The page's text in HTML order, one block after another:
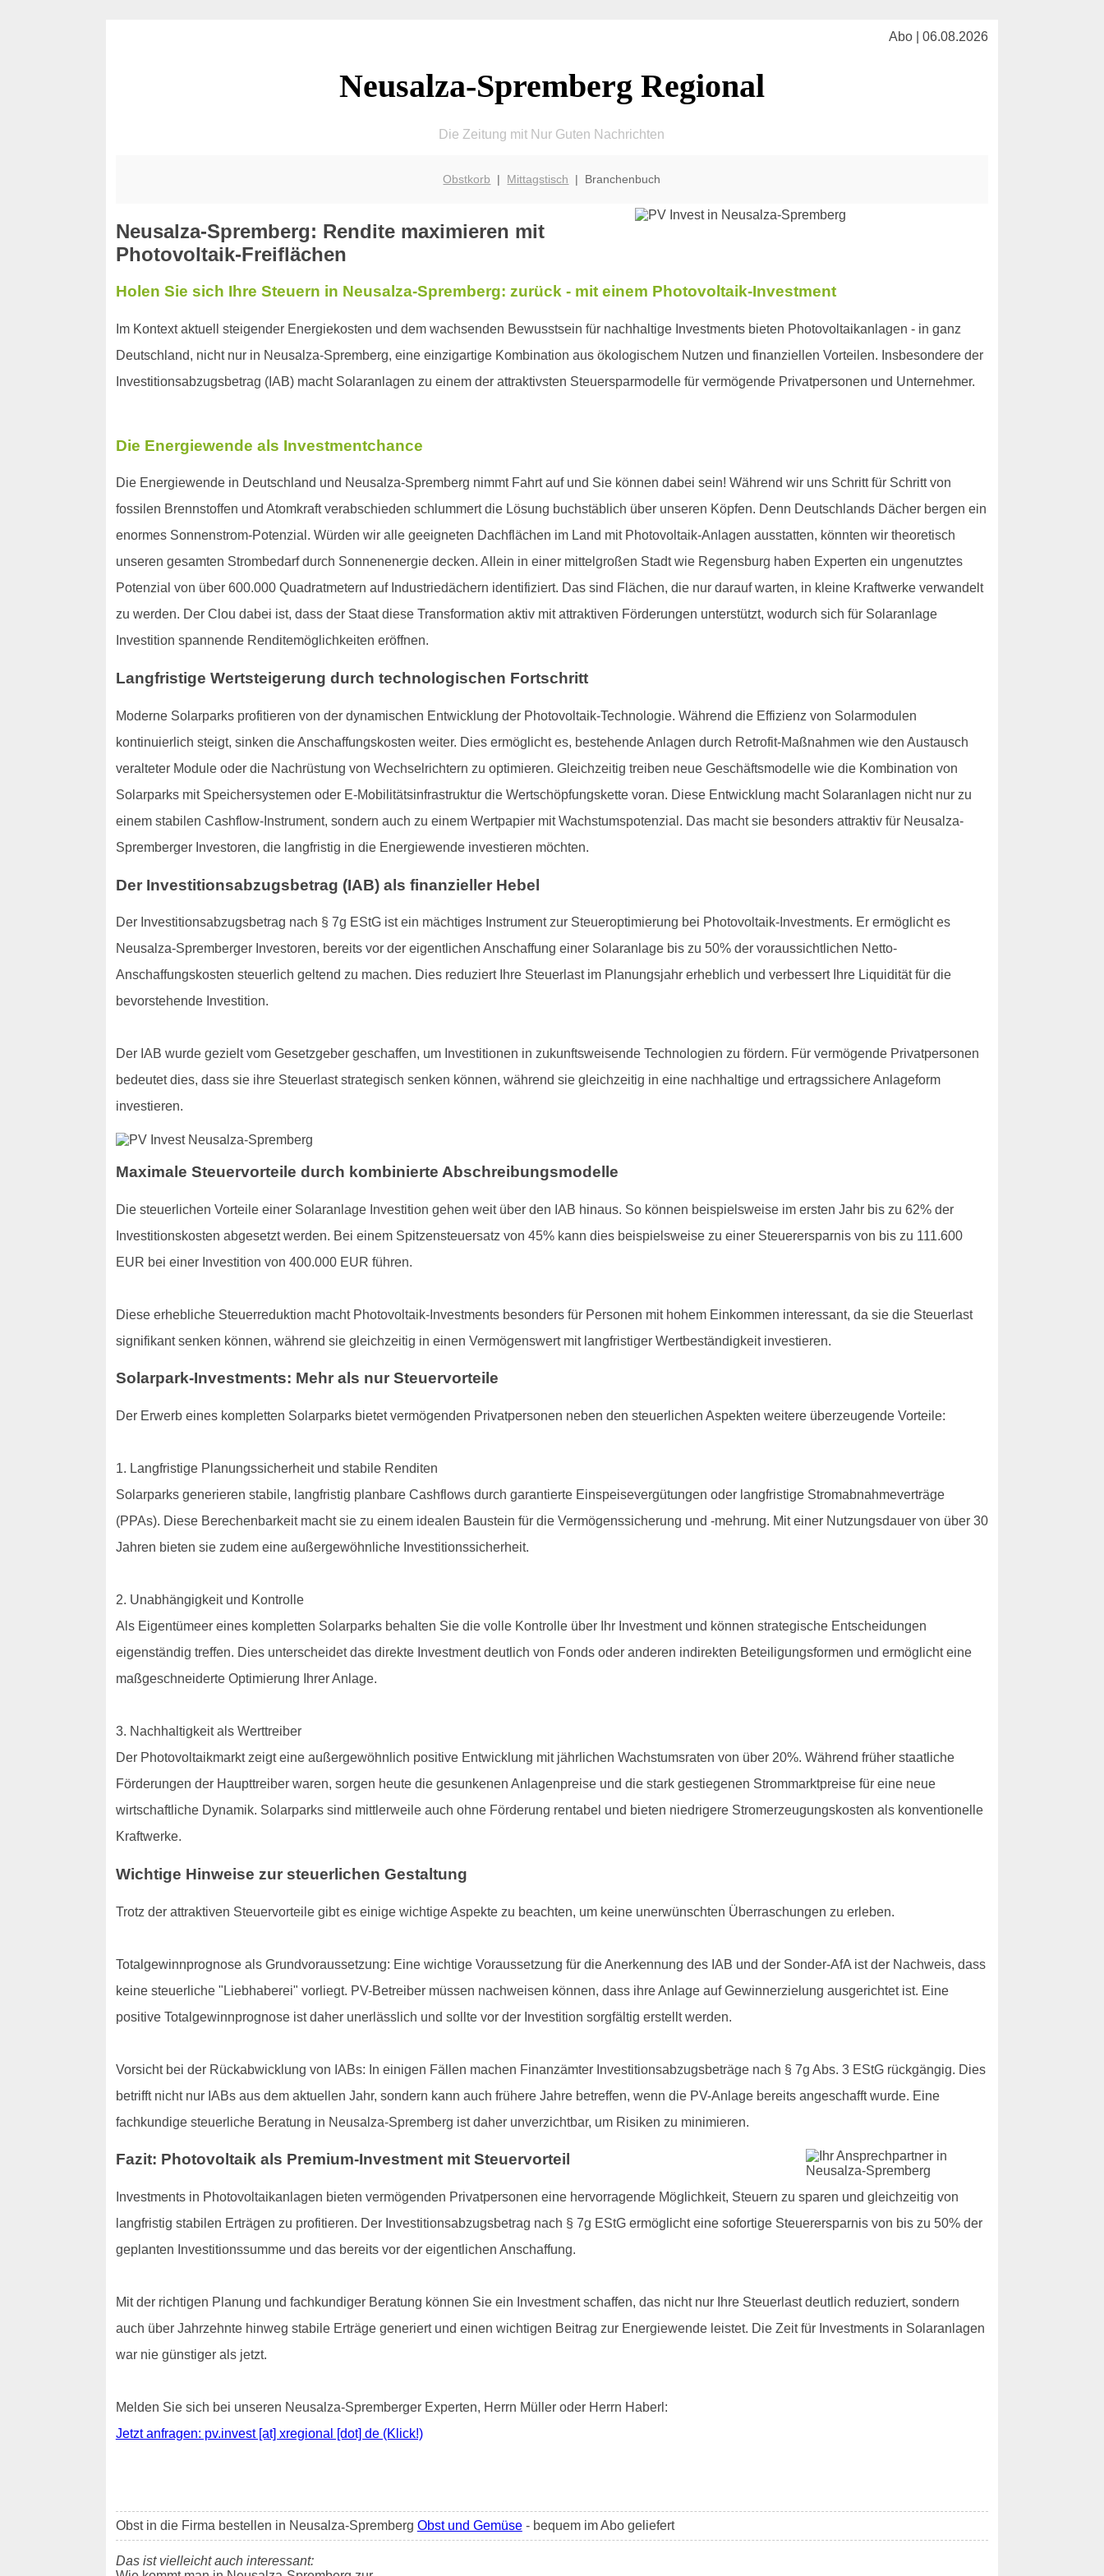
Abo | 06.08.2026
Neusalza-Spremberg Regional
Die Zeitung mit Nur Guten Nachrichten
Obstkorb | Mittagstisch | Branchenbuch
Neusalza-Spremberg: Rendite maximieren mit
Photovoltaik-Freiflächen
Holen Sie sich Ihre Steuern in Neusalza-Spremberg: zurück - mit einem Photovoltaik-Investment
Im Kontext aktuell steigender Energiekosten und dem wachsenden Bewusstsein für nachhaltige Investments bieten Photovoltaikanlagen - in ganz
Deutschland, nicht nur in Neusalza-Spremberg, eine einzigartige Kombination aus ökologischem Nutzen und finanziellen Vorteilen. Insbesondere der
Investitionsabzugsbetrag (IAB) macht Solaranlagen zu einem der attraktivsten Steuersparmodelle für vermögende Privatpersonen und Unternehmer.
Die Energiewende als Investmentchance
Die Energiewende in Deutschland und Neusalza-Spremberg nimmt Fahrt auf und Sie können dabei sein! Während wir uns Schritt für Schritt von
fossilen Brennstoffen und Atomkraft verabschieden schlummert die Lösung buchstäblich über unseren Köpfen. Denn Deutschlands Dächer bergen ein
enormes Sonnenstrom-Potenzial. Würden wir alle geeigneten Dachflächen im Land mit Photovoltaik-Anlagen ausstatten, könnten wir theoretisch
unseren gesamten Strombedarf durch Sonnenenergie decken. Allein in einer mittelgroßen Stadt wie Regensburg haben Experten ein ungenutztes
Potenzial von über 600.000 Quadratmetern auf Industriedächern identifiziert. Das sind Flächen, die nur darauf warten, in kleine Kraftwerke verwandelt
zu werden. Der Clou dabei ist, dass der Staat diese Transformation aktiv mit attraktiven Förderungen unterstützt, wodurch sich für Solaranlage
Investition spannende Renditemöglichkeiten eröffnen.
Langfristige Wertsteigerung durch technologischen Fortschritt
Moderne Solarparks profitieren von der dynamischen Entwicklung der Photovoltaik-Technologie. Während die Effizienz von Solarmodulen
kontinuierlich steigt, sinken die Anschaffungskosten weiter. Dies ermöglicht es, bestehende Anlagen durch Retrofit-Maßnahmen wie den Austausch
veralteter Module oder die Nachrüstung von Wechselrichtern zu optimieren. Gleichzeitig treiben neue Geschäftsmodelle wie die Kombination von
Solarparks mit Speichersystemen oder E-Mobilitätsinfrastruktur die Wertschöpfungskette voran. Diese Entwicklung macht Solaranlagen nicht nur zu
einem stabilen Cashflow-Instrument, sondern auch zu einem Wertpapier mit Wachstumspotenzial. Das macht sie besonders attraktiv für Neusalza-
Spremberger Investoren, die langfristig in die Energiewende investieren möchten.
Der Investitionsabzugsbetrag (IAB) als finanzieller Hebel
Der Investitionsabzugsbetrag nach § 7g EStG ist ein mächtiges Instrument zur Steueroptimierung bei Photovoltaik-Investments. Er ermöglicht es
Neusalza-Spremberger Investoren, bereits vor der eigentlichen Anschaffung einer Solaranlage bis zu 50% der voraussichtlichen Netto-
Anschaffungskosten steuerlich geltend zu machen. Dies reduziert Ihre Steuerlast im Planungsjahr erheblich und verbessert Ihre Liquidität für die
bevorstehende Investition.
Der IAB wurde gezielt vom Gesetzgeber geschaffen, um Investitionen in zukunftsweisende Technologien zu fördern. Für vermögende Privatpersonen
bedeutet dies, dass sie ihre Steuerlast strategisch senken können, während sie gleichzeitig in eine nachhaltige und ertragssichere Anlageform
investieren.
Maximale Steuervorteile durch kombinierte Abschreibungsmodelle
Die steuerlichen Vorteile einer Solaranlage Investition gehen weit über den IAB hinaus. So können beispielsweise im ersten Jahr bis zu 62% der
Investitionskosten abgesetzt werden. Bei einem Spitzensteuersatz von 45% kann dies beispielsweise zu einer Steuerersparnis von bis zu 111.600
EUR bei einer Investition von 400.000 EUR führen.
Diese erhebliche Steuerreduktion macht Photovoltaik-Investments besonders für Personen mit hohem Einkommen interessant, da sie die Steuerlast
signifikant senken können, während sie gleichzeitig in einen Vermögenswert mit langfristiger Wertbeständigkeit investieren.
Solarpark-Investments: Mehr als nur Steuervorteile
Der Erwerb eines kompletten Solarparks bietet vermögenden Privatpersonen neben den steuerlichen Aspekten weitere überzeugende Vorteile:
1. Langfristige Planungssicherheit und stabile Renditen
Solarparks generieren stabile, langfristig planbare Cashflows durch garantierte Einspeisevergütungen oder langfristige Stromabnahmeverträge
(PPAs). Diese Berechenbarkeit macht sie zu einem idealen Baustein für die Vermögenssicherung und -mehrung. Mit einer Nutzungsdauer von über 30
Jahren bieten sie zudem eine außergewöhnliche Investitionssicherheit.
2. Unabhängigkeit und Kontrolle
Als Eigentümeer eines kompletten Solarparks behalten Sie die volle Kontrolle über Ihr Investment und können strategische Entscheidungen
eigenständig treffen. Dies unterscheidet das direkte Investment deutlich von Fonds oder anderen indirekten Beteiligungsformen und ermöglicht eine
maßgeschneiderte Optimierung Ihrer Anlage.
3. Nachhaltigkeit als Werttreiber
Der Photovoltaikmarkt zeigt eine außergewöhnlich positive Entwicklung mit jährlichen Wachstumsraten von über 20%. Während früher staatliche
Förderungen der Haupttreiber waren, sorgen heute die gesunkenen Anlagenpreise und die stark gestiegenen Strommarktpreise für eine neue
wirtschaftliche Dynamik. Solarparks sind mittlerweile auch ohne Förderung rentabel und bieten niedrigere Stromerzeugungskosten als konventionelle
Kraftwerke.
Wichtige Hinweise zur steuerlichen Gestaltung
Trotz der attraktiven Steuervorteile gibt es einige wichtige Aspekte zu beachten, um keine unerwünschten Überraschungen zu erleben.
Totalgewinnprognose als Grundvoraussetzung: Eine wichtige Voraussetzung für die Anerkennung des IAB und der Sonder-AfA ist der Nachweis, dass
keine steuerliche "Liebhaberei" vorliegt. PV-Betreiber müssen nachweisen können, dass ihre Anlage auf Gewinnerzielung ausgerichtet ist. Eine
positive Totalgewinnprognose ist daher unerlässlich und sollte vor der Investition sorgfältig erstellt werden.
Vorsicht bei der Rückabwicklung von IABs: In einigen Fällen machen Finanzämter Investitionsabzugsbeträge nach § 7g Abs. 3 EStG rückgängig. Dies
betrifft nicht nur IABs aus dem aktuellen Jahr, sondern kann auch frühere Jahre betreffen, wenn die PV-Anlage bereits angeschafft wurde. Eine
fachkundige steuerliche Beratung in Neusalza-Spremberg ist daher unverzichtbar, um Risiken zu minimieren.
Fazit: Photovoltaik als Premium-Investment mit Steuervorteil
Investments in Photovoltaikanlagen bieten vermögenden Privatpersonen eine hervorragende Möglichkeit, Steuern zu sparen und gleichzeitig von
langfristig stabilen Erträgen zu profitieren. Der Investitionsabzugsbetrag nach § 7g EStG ermöglicht eine sofortige Steuerersparnis von bis zu 50% der
geplanten Investitionssumme und das bereits vor der eigentlichen Anschaffung.
Mit der richtigen Planung und fachkundiger Beratung können Sie ein Investment schaffen, das nicht nur Ihre Steuerlast deutlich reduziert, sondern
auch über Jahrzehnte hinweg stabile Erträge generiert und einen wichtigen Beitrag zur Energiewende leistet. Die Zeit für Investments in Solaranlagen
war nie günstiger als jetzt.
Melden Sie sich bei unseren Neusalza-Spremberger Experten, Herrn Müller oder Herrn Haberl:
Jetzt anfragen: pv.invest [at] xregional [dot] de (Klick!)
Obst in die Firma bestellen in Neusalza-Spremberg Obst und Gemüse- bequem im Abo geliefert
Das ist vielleicht auch interessant: